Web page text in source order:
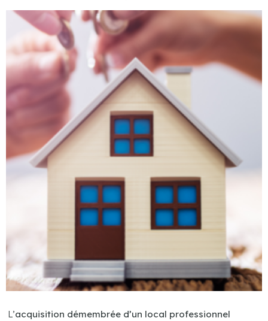
L’acquisition démembrée d’un local professionnel